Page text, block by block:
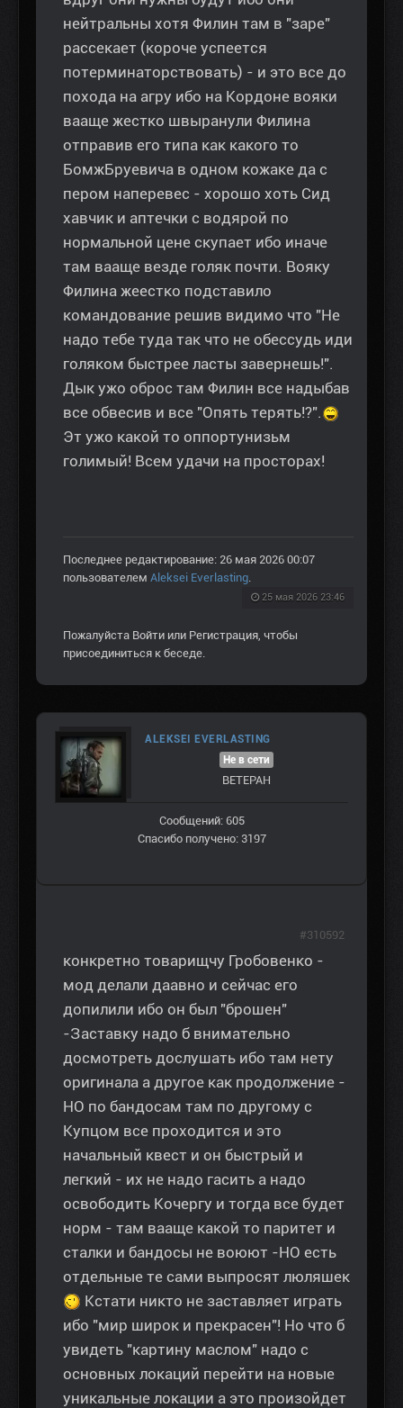
нейтральны хотя Филин там в "заре"
рассекает (короче успеется
потерминаторствовать) - и это все до
похода на агру ибо на Кордоне вояки
вааще жестко швыранули Филина
отправив его типа как какого то
БомжБруевича в одном кожаке да с
пером наперевес - хорошо хоть Сид
хавчик и аптечки с водярой по
нормальной цене скупает ибо иначе
там вааще везде голяк почти. Вояку
Филина жеестко подставило
командование решив видимо что "Не
надо тебе туда так что не обессудь иди
голяком быстрее ласты завернешь!".
Дык ужо оброс там Филин все надыбав
все обвесив и все "Опять терять!?".
Эт ужо какой то оппортунизьм
голимый! Всем удачи на просторах!
Последнее редактирование: 26 мая 2026 00:07
пользователем Aleksei Everlasting
25 мая 2026 23:46
Пожалуйста Войти или Регистрация , чтобы
присоединиться к беседе.
ALEKSEI EVERLASTING
Не в сети
ВЕТЕРАН
Сообщений: 605
Спасибо получено: 3197
конкретно товарищчу Гробовенко -
мод делали даавно и сейчас его
допилили ибо он был "брошен"
-Заставку надо б внимательно
досмотреть дослушать ибо там нету
оригинала а другое как продолжение -
НО по бандосам там по другому с
Купцом все проходится и это
начальный квест и он быстрый и
легкий - их не надо гасить а надо
освободить Кочергу и тогда все будет
норм - там вааще какой то паритет и
сталки и бандосы не воюют -НО есть
отдельные те сами выпросят люляшек
Кстати никто не заставляет играть
ибо "мир широк и прекрасен"! Но что б
увидеть "картину маслом" надо с
основных локаций перейти на новые
уникальные локации а это произойдет
#310592